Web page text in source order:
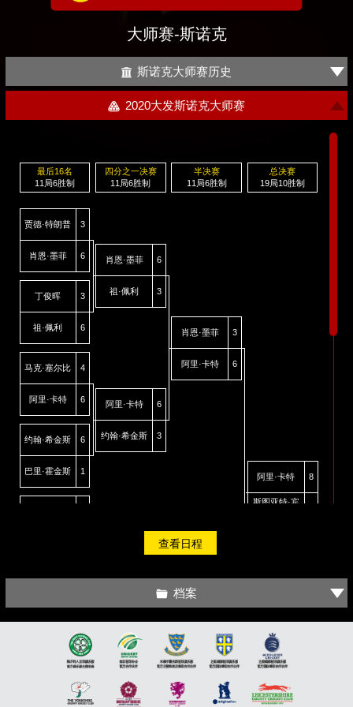
大师赛-斯诺克
斯诺克大师赛历史
2020大发斯诺克大师赛
最后16名
11局6胜制
贾德·特朗普 3
肖恩·墨菲 6
丁俊晖 3
祖·佩利 6
马克·塞尔比 4
阿里·卡特 6
约翰·希金斯 6
巴里·霍金斯 1
大卫·吉尔伯
特
奇伦·威尔森 6
2
四分之一决赛
11局6胜制
肖恩·墨菲 6
祖·佩利 3
阿里·卡特 6
约翰·希金斯 3
4
6
奇伦·威尔森
半决赛
11局6胜制
肖恩·墨菲 3
阿里·卡特 6
2
斯图亚特·宾
汉姆
总决赛
19局10胜制
阿里·卡特 8
斯图亚特·宾
查看日程
档案